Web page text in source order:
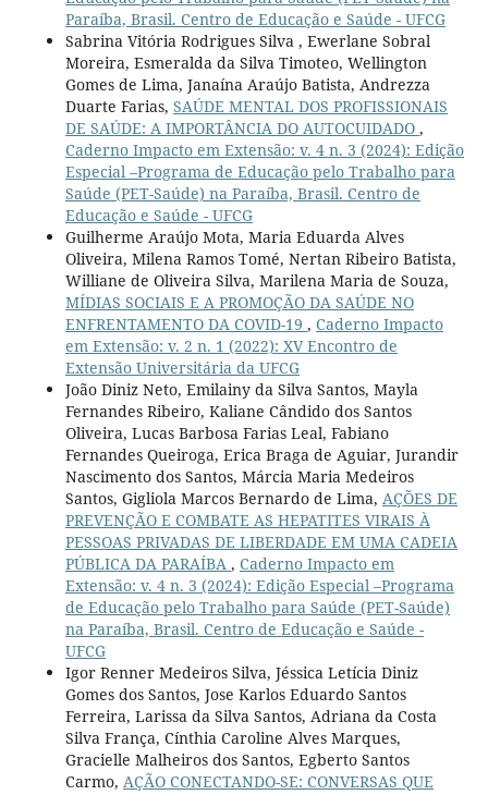
Paraíba, Brasil. Centro de Educação e Saúde - UFCG
Sabrina Vitória Rodrigues Silva , Ewerlane Sobral
Moreira, Esmeralda da Silva Timoteo, Wellington
Gomes de Lima, Janaína Araújo Batista, Andrezza
Duarte Farias, SAÚDE MENTAL DOS PROFISSIONAIS
DE SAÚDE: A IMPORTÂNCIA DO AUTOCUIDADO ,
Caderno Impacto em Extensão: v. 4 n. 3 (2024): Edição
Especial –Programa de Educação pelo Trabalho para
Saúde (PET-Saúde) na Paraíba, Brasil. Centro de
Educação e Saúde - UFCG
Guilherme Araújo Mota, Maria Eduarda Alves
Oliveira, Milena Ramos Tomé, Nertan Ribeiro Batista,
Williane de Oliveira Silva, Marilena Maria de Souza,
MÍDIAS SOCIAIS E A PROMOÇÃO DA SAÚDE NO
ENFRENTAMENTO DA COVID-19 , Caderno Impacto
em Extensão: v. 2 n. 1 (2022): XV Encontro de
Extensão Universitária da UFCG
João Diniz Neto, Emilainy da Silva Santos, Mayla
Fernandes Ribeiro, Kaliane Cândido dos Santos
Oliveira, Lucas Barbosa Farias Leal, Fabiano
Fernandes Queiroga, Erica Braga de Aguiar, Jurandir
Nascimento dos Santos, Márcia Maria Medeiros
Santos, Gigliola Marcos Bernardo de Lima, AÇÕES DE
PREVENÇÃO E COMBATE AS HEPATITES VIRAIS À
PESSOAS PRIVADAS DE LIBERDADE EM UMA CADEIA
PÚBLICA DA PARAÍBA , Caderno Impacto em
Extensão: v. 4 n. 3 (2024): Edição Especial –Programa
de Educação pelo Trabalho para Saúde (PET-Saúde)
na Paraíba, Brasil. Centro de Educação e Saúde -
UFCG
Igor Renner Medeiros Silva, Jéssica Letícia Diniz
Gomes dos Santos, Jose Karlos Eduardo Santos
Ferreira, Larissa da Silva Santos, Adriana da Costa
Silva França, Cínthia Caroline Alves Marques,
Gracielle Malheiros dos Santos, Egberto Santos
Carmo, AÇÃO CONECTANDO-SE: CONVERSAS QUE